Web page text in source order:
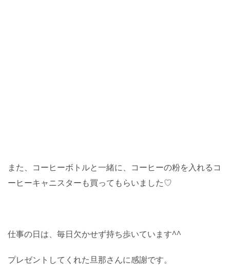
また、コーヒーボトルと一緒に、コーヒーの粉を入れるコ
ーヒーキャニスターも買ってもらいました♡
仕事の日は、毎日欠かせず持ち歩いています^^
プレゼントしてくれた旦那さんに感謝です。